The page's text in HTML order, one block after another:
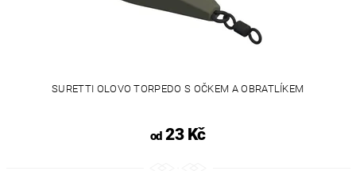
SURETTI OLOVO TORPEDO S OČKEM A OBRATLÍKEM
od23 Kč